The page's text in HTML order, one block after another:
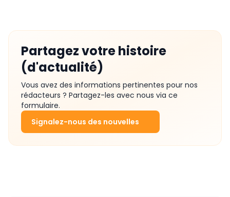
Partagez votre histoire
(d'actualité)
Vous avez des informations pertinentes pour nos
rédacteurs ? Partagez-les avec nous via ce
formulaire.
Signalez-nous des nouvelles